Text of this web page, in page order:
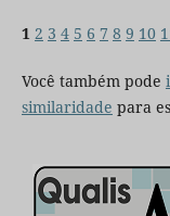
1 2 3 4 5 6 7 8 9 10
Você também pode
similaridade para